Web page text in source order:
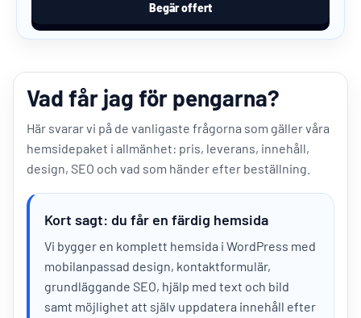
Begär offert
Vad får jag för pengarna?
Här svarar vi på de vanligaste frågorna som gäller våra
hemsidepaket i allmänhet: pris, leverans, innehåll,
design, SEO och vad som händer efter beställning.
Kort sagt: du får en färdig hemsida
Vi bygger en komplett hemsida i WordPress med
mobilanpassad design, kontaktformulär,
grundläggande SEO, hjälp med text och bild
samt möjlighet att själv uppdatera innehåll efter